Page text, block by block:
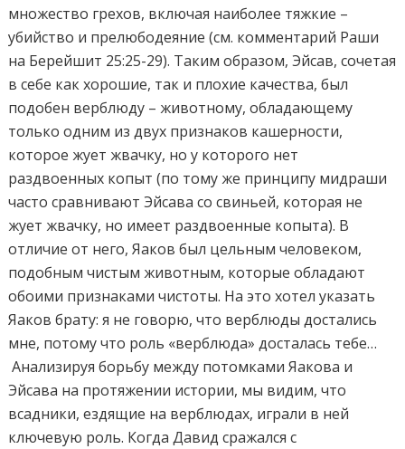
множество грехов, включая наиболее тяжкие –
убийство и прелюбодеяние (см. комментарий Раши
на Берейшит 25:25-29). Таким образом, Эйсав, сочетая
в себе как хорошие, так и плохие качества, был
подобен верблюду – животному, обладающему
только одним из двух признаков кашерности,
которое жует жвачку, но у которого нет
раздвоенных копыт (по тому же принципу мидраши
часто сравнивают Эйсава со свиньей, которая не
жует жвачку, но имеет раздвоенные копыта). В
отличие от него, Яаков был цельным человеком,
подобным чистым животным, которые обладают
обоими признаками чистоты. На это хотел указать
Яаков брату: я не говорю, что верблюды достались
мне, потому что роль «верблюда» досталась тебе…
Анализируя борьбу между потомками Яакова и
Эйсава на протяжении истории, мы видим, что
всадники, ездящие на верблюдах, играли в ней
ключевую роль. Когда Давид сражался с